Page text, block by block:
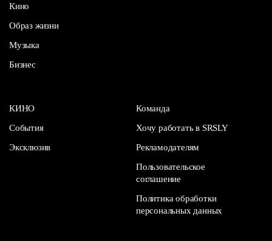
Кино
Образ жизни
Музыка
Бизнес
КИНО
События
Эксклюзив
Команда
Хочу работать в SRSLY
Рекламодателям
Пользовательское
соглашение
Политика обработки
персональных данных